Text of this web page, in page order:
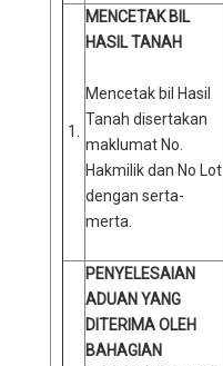
1.
MENCETAK BIL
HASIL TANAH
Mencetak bil Hasil
Tanah disertakan
maklumat No.
Hakmilik dan No Lot
dengan serta-
merta.
PENYELESAIAN
ADUAN YANG
DITERIMA OLEH
BAHAGIAN